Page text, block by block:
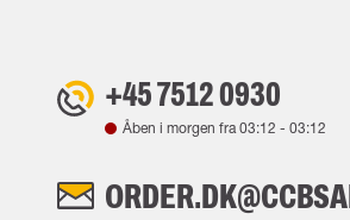
+45 7512 0930
Åben i morgen fra03:12 - 03:12